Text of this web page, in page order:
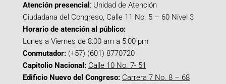
Atención presencial : Unidad de Atención
Ciudadana del Congreso, Calle 11 No. 5 – 60 Nivel 3
Horario de atención al público:
Lunes a Viernes de 8:00 am a 5:00 pm
Conmutador: (+57) (601) 8770720
Capitolio Nacional: Calle 10 No. 7- 51
Edificio Nuevo del Congreso: Carrera 7 No. 8 – 68